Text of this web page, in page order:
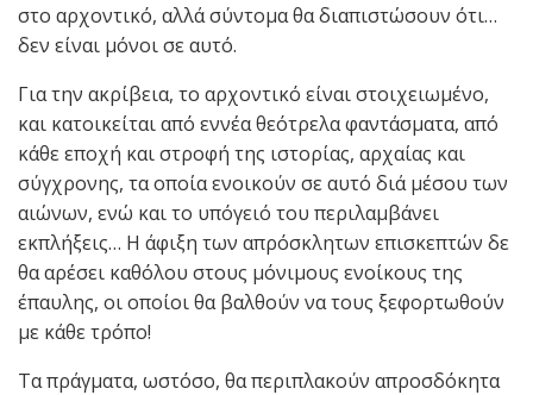
στο αρχοντικό, αλλά σύντομα θα διαπιστώσουν ότι…
δεν είναι μόνοι σε αυτό.
Για την ακρίβεια, το αρχοντικό είναι στοιχειωμένο,
και κατοικείται από εννέα θεότρελα φαντάσματα, από
κάθε εποχή και στροφή της ιστορίας, αρχαίας και
σύγχρονης, τα οποία ενοικούν σε αυτό διά μέσου των
αιώνων, ενώ και το υπόγειό του περιλαμβάνει
εκπλήξεις… Η άφιξη των απρόσκλητων επισκεπτών δε
θα αρέσει καθόλου στους μόνιμους ενοίκους της
έπαυλης, οι οποίοι θα βαλθούν να τους ξεφορτωθούν
με κάθε τρόπο!
Τα πράγματα, ωστόσο, θα περιπλακούν απροσδόκητα